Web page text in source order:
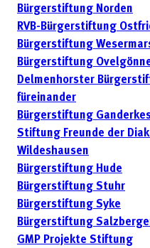
Bürgerstiftung Norden
RVB-Bürgerstiftung
Bürgerstiftung
Bürgerstiftung
Delmenhorster
füreinander
Bürgerstiftung
Stiftung Freunde der
Wildeshausen
Bürgerstiftung Hude
Bürgerstiftung Stuhr
Bürgerstiftung Syke
Bürgerstiftung
GMP Projekte Stiftung